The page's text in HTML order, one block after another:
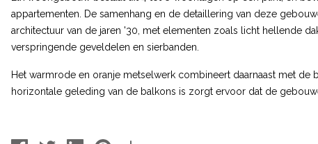
appartementen. De samenhang en de detaillering van deze
architectuur van de jaren '30, met elementen zoals licht hellende
verspringende geveldelen en sierbanden.
Het warmrode en oranje metselwerk combineert daarnaast met de
horizontale geleding van de balkons is zorgt ervoor dat de